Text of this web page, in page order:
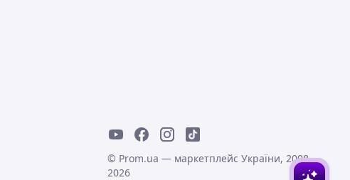
© Prom.ua — маркетплейс України, 2008-
2026